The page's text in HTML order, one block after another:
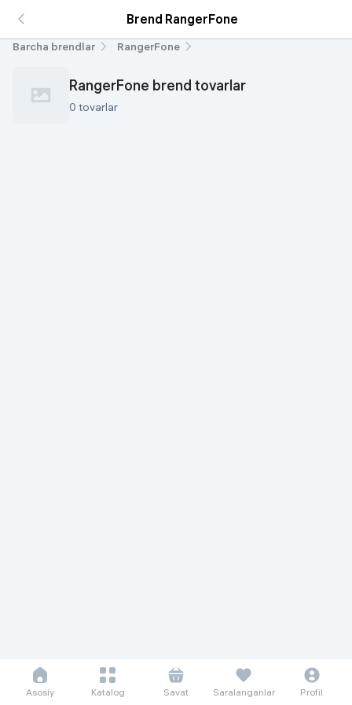
Brend RangerFone
Barcha brendlar RangerFone
RangerFone brend tovarlar
0 tovarlar
Asosiy Katalog Savat Saralanganlar Profil